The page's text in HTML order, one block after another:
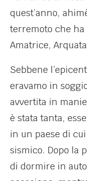
quest’anno,
terremoto che ha
Amatrice,
Sebbene
eravamo in
avvertita in
è stata tanta,
in un paese di
sismico. Dopo la
di dormire in